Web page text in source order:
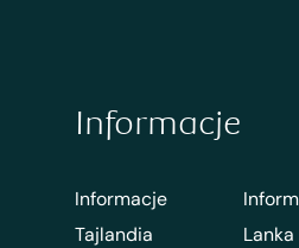
Informacje
Informacje
Tajlandia
Lanka